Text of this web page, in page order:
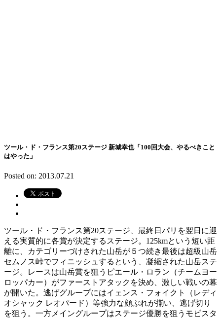
ツール・ド・フランス第20ステージ 新城幸也「100回大会、やるべきこと
はやった」
Posted on: 2013.07.21
ツール・ド・フランス第20ステージ、最終日パリを翌日に迎
える実質的に各賞が決定するステージ。125kmという短い距
離に、カテゴリーづけされた山岳が５つ続き最後は超級山岳
セムノス峠でフィニッシュするという、凝縮された山岳ステ
ージ。レースは山岳賞を狙うピエール・ロラン（チームヨー
ロッパカー）がファーストアタックを決め、激しい戦いの幕
が開いた。逃げグループにはイェンス・フォイクト（レディ
オシャック レオパード）等強力な顔ぶれが揃い、逃げ切り
を狙う。一方メイングループはステージ優勝を狙うモビスタ